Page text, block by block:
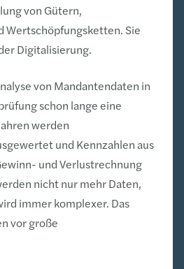
von Gütern,
Wertschöpfungsketten. Sie
Digitalisierung.
von Mandantendaten in
schon lange eine
werden
und Kennzahlen aus
und Verlustrechnung
nicht nur mehr Daten,
immer komplexer. Das
vor große